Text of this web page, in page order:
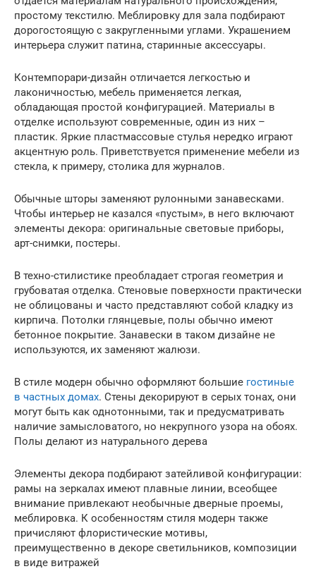
простому текстилю. Меблировку для зала подбирают
дорогостоящую с закругленными углами. Украшением
интерьера служит патина, старинные аксессуары.
Контемпорари-дизайн отличается легкостью и
лаконичностью, мебель применяется легкая,
обладающая простой конфигурацией. Материалы в
отделке используют современные, один из них –
пластик. Яркие пластмассовые стулья нередко играют
акцентную роль. Приветствуется применение мебели из
стекла, к примеру, столика для журналов.
Обычные шторы заменяют рулонными занавесками.
Чтобы интерьер не казался «пустым», в него включают
элементы декора: оригинальные световые приборы,
арт-снимки, постеры.
В техно-стилистике преобладает строгая геометрия и
грубоватая отделка. Стеновые поверхности практически
не облицованы и часто представляют собой кладку из
кирпича. Потолки глянцевые, полы обычно имеют
бетонное покрытие. Занавески в таком дизайне не
используются, их заменяют жалюзи.
В стиле модерн обычно оформляют большие гостиные
в частных домах. Стены декорируют в серых тонах, они
могут быть как однотонными, так и предусматривать
наличие замысловатого, но некрупного узора на обоях.
Полы делают из натурального дерева
Элементы декора подбирают затейливой конфигурации:
рамы на зеркалах имеют плавные линии, всеобщее
внимание привлекают необычные дверные проемы,
меблировка. К особенностям стиля модерн также
причисляют флористические мотивы,
преимущественно в декоре светильников, композиции
в виде витражей